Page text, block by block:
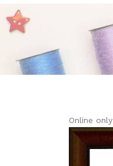
Online only